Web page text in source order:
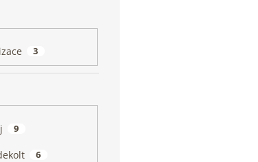
3
9
6